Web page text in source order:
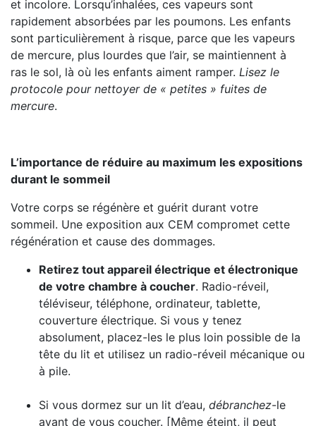
et incolore. Lorsqu’inhalées, ces vapeurs sont
rapidement absorbées par les poumons. Les enfants
sont particulièrement à risque, parce que les vapeurs
de mercure, plus lourdes que l’air, se maintiennent à
ras le sol, là où les enfants aiment ramper. Lisez le
protocole pour nettoyer de « petites » fuites de
mercure.
L’importance de réduire au maximum les expositions
durant le sommeil
Votre corps se régénère et guérit durant votre
sommeil. Une exposition aux CEM compromet cette
régénération et cause des dommages.
Retirez tout appareil électrique et électronique
de votre chambre à coucher. Radio-réveil,
téléviseur, téléphone, ordinateur, tablette,
couverture électrique. Si vous y tenez
absolument, placez-les le plus loin possible de la
tête du lit et utilisez un radio-réveil mécanique ou
à pile.
Si vous dormez sur un lit d’eau, débranchez-le
avant de vous coucher. [Même éteint, il peut